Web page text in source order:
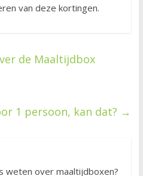
van deze kortingen.
de Maaltijdbox
1 persoon, kan dat? →
weten over maaltijdboxen?